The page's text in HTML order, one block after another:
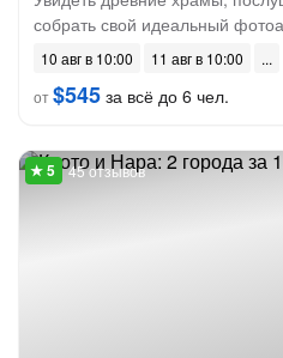
собрать свой идеальный
10 авг в 10:00
11 авг в 10:00
от$545 за всё до 6 чел.
45 отзывов